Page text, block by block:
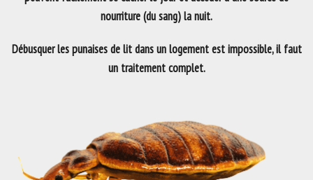
nourriture (du sang) la nuit.
Débusquer les punaises de lit dans un logement est impossible, il faut
un traitement complet.